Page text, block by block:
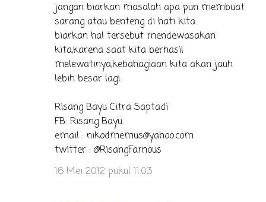
jangan biarkan masalah apa pun membuat
sarang atau benteng di hati kita.
biarkan hal tersebut mendewasakan
kita,karena saat kita berhasil
melewatinya,kebahagiaan kita akan jauh
lebih besar lagi.
Risang Bayu Citra Saptadi
FB: Risang Bayu
email : nikodmemus@yahoo.com
twitter : @RisangFamous
16 Mei 2012 pukul 11.03